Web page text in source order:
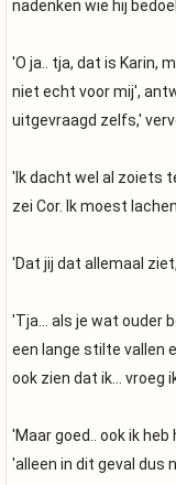
nadenken wie hij
'O ja.. tja, dat is Karin,
niet echt voor mij',
uitgevraagd zelfs,'
'Ik dacht wel al zoiets
zei Cor. Ik moest lachen.
'Dat jij dat allemaal
'Tja... als je wat ouder
een lange stilte vallen
ook zien dat ik... vroeg
'Maar goed.. ook ik
'alleen in dit geval dus